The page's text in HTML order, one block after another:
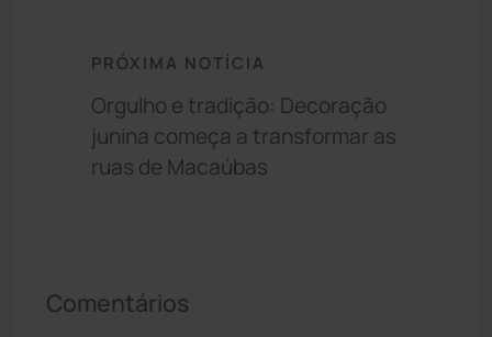
PRÓXIMA NOTÍCIA
Orgulho e tradição: Decoração
junina começa a transformar as
ruas de Macaúbas
Comentários